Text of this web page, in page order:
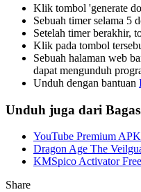
Klik tombol 'generate
Sebuah timer selama 5
Setelah timer berakhir,
Klik pada tombol
Sebuah halaman web
dapat mengunduh
Unduh dengan bantuan
Unduh juga dari
YouTube Premium
Dragon Age The
KMSpico Activator
Share